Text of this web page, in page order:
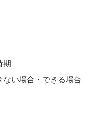
期
ない場合・できる場合